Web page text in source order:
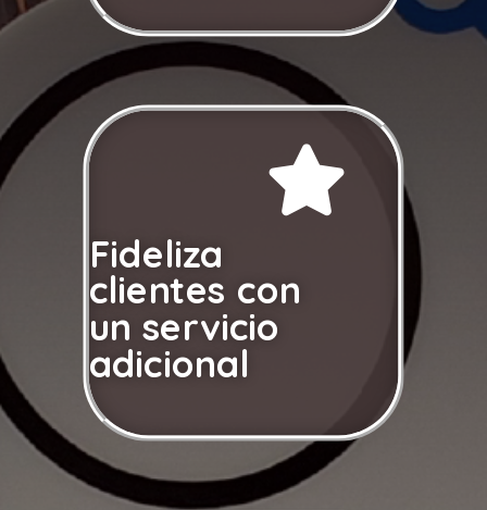

Fideliza
clientes con
un servicio
adicional